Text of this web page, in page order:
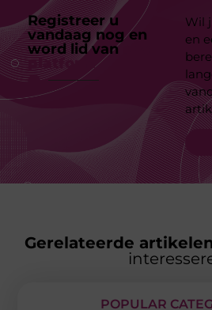
Registreer u
vandaag nog en
word lid van
platform
Wil
en
Gerelateerde
POPULAR